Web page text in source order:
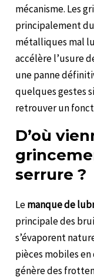
mécanisme. Les
principalement
métalliques mal
accélère l’usure
une panne
quelques gestes
retrouver un
D’où
serrure ?
Lemanque de
principale des
s’évaporent
pièces mobiles
génère des